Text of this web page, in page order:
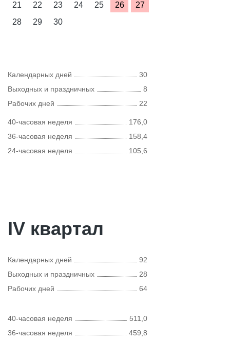
21
22 23 24 25 26
27
28
29 30
Календарных дней
30
Выходных и праздничных
8
Рабочих дней
22
40-часовая неделя
176,0
36-часовая неделя
158,4
24-часовая неделя
105,6
IV квартал
Календарных дней
92
Выходных и праздничных
28
Рабочих дней
64
40-часовая неделя
511,0
36-часовая неделя
459,8